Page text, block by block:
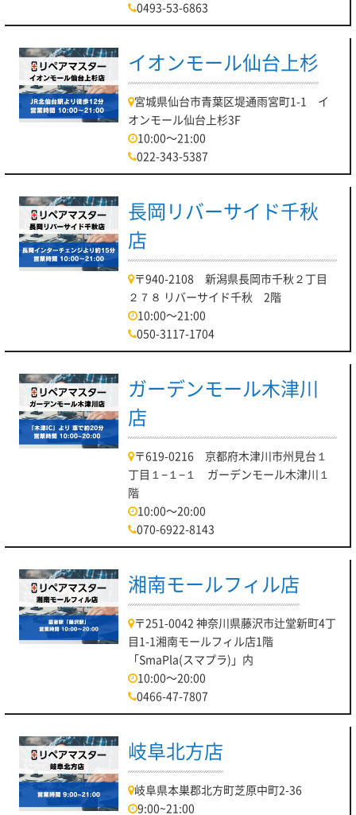
0493-53-6863
イオンモール仙台上杉
宮城県仙台市青葉区堤通雨宮町1-1 イ
オンモール仙台上杉3F
10:00～21:00
022-343-5387
長岡リバーサイド千秋
店
〒940-2108 新潟県長岡市千秋２丁目
２７８ リバーサイド千秋 2階
10:00～21:00
050-3117-1704
ガーデンモール木津川
店
〒619-0216 京都府木津川市州見台１
丁目１−１−１ ガーデンモール木津川１
階
10:00～20:00
070-6922-8143
湘南モールフィル店
〒251-0042 神奈川県藤沢市辻堂新町4丁
目1-1湘南モールフィル店1階
「SmaPla(スマプラ)」内
10:00～20:00
0466-47-7807
岐阜北方店
岐阜県本巣郡北方町芝原中町2-36
9:00~21:00